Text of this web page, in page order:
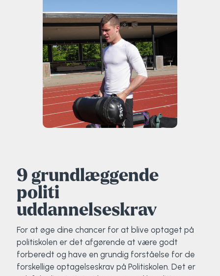
9 grundlæggende
politi
uddannelseskrav
For at øge dine chancer for at blive optaget på
politiskolen er det afgørende at være godt
forberedt og have en grundig forståelse for de
forskellige optagelseskrav på Politiskolen. Det er